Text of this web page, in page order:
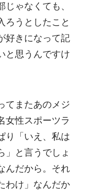
ゃなくても、
ろうとしたこと
好きになって記
と思うんですけ
てまたあのメジ
女性スポーツラ
り「いえ、私は
」と言うでしょ
んだから。それ
わけ」なんだか